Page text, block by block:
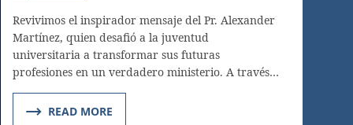
Revivimos el inspirador mensaje del Pr. Alexander
Martínez, quien desafió a la juventud
universitaria a transformar sus futuras
profesiones en un verdadero ministerio. A través…
READ MORE